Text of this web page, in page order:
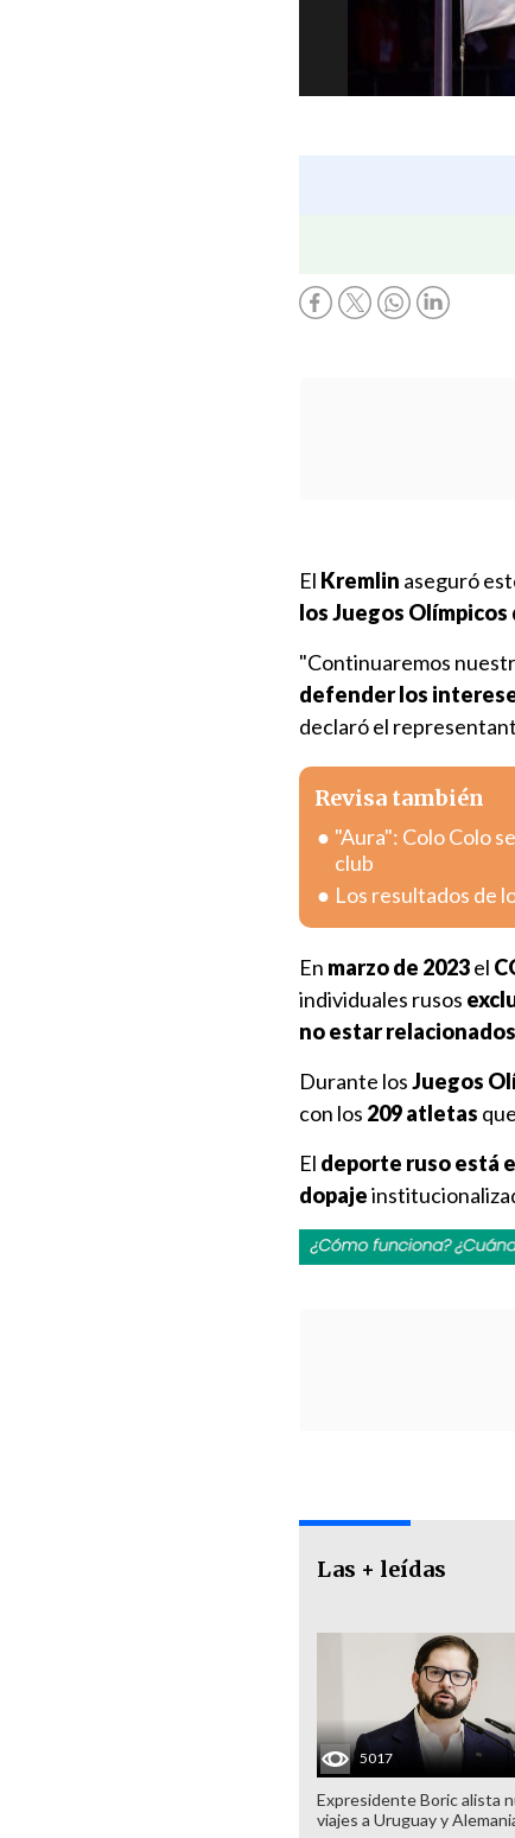
El Kremlin aseguró
los Juegos
"Continuaremos
defender los
declaró el
Revisa también
"Aura": Colo Colo
club
Los resultados de
En marzo de 2023el
individuales rusos
no estar
Durante losJuegos
con los 209 atletas
El deporte ruso está
dopaje
Las + leídas
5017
Expresidente Boric alista
viajes a Uruguay y